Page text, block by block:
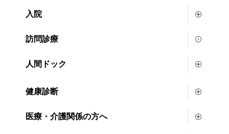
入院
訪問診療
人間ドック
健康診断
医療・介護関係の方へ